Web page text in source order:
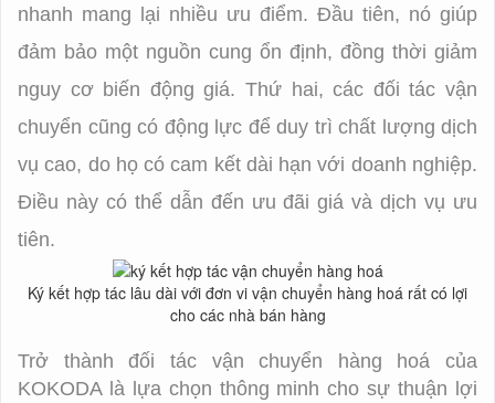
nhanh mang lại nhiều ưu điểm. Đầu tiên, nó giúp
đảm bảo một nguồn cung ổn định, đồng thời giảm
nguy cơ biến động giá. Thứ hai, các đối tác vận
chuyển cũng có động lực để duy trì chất lượng dịch
vụ cao, do họ có cam kết dài hạn với doanh nghiệp.
Điều này có thể dẫn đến ưu đãi giá và dịch vụ ưu
tiên.
Ký kết hợp tác lâu dài với đơn vi vận chuyển hàng hoá rất có lợi
cho các nhà bán hàng
Trở thành đối tác vận chuyển hàng hoá của
KOKODA là lựa chọn thông minh cho sự thuận lợi